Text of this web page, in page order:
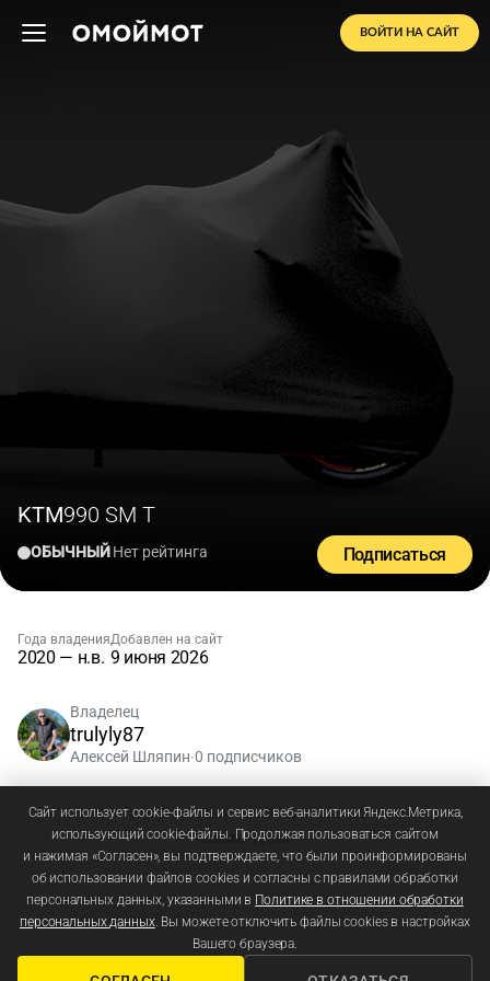
ВОЙТИ НА САЙТ
KTM990 SM T
ОБЫЧНЫЙНет рейтинга Подписаться
Года владения
2020 — н.в.
Добавлен на сайт
9 июня 2026
Владелец
trulyly87
Алексей Шляпин•0 подписчиков
Зарегистрируйтесьиливойдите, чтобы добавлять
комментарии
Сайт использует cookie-файлы и сервис веб-аналитики Яндекс.Метрика,
использующий cookie-файлы. Продолжая пользоваться сайтом
и нажимая «Согласен», вы подтверждаете, что были проинформированы
об использовании файлов cookies и согласны с правилами обработки
персональных данных, указанными в Политике в отношении обработки
персональных данных. Вы можете отключить файлы cookies в настройках
Вашего браузера.